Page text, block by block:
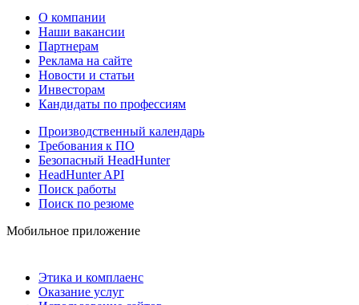
О компании
Наши вакансии
Партнерам
Реклама на сайте
Новости и статьи
Инвесторам
Кандидаты по профессиям
Производственный календарь
Требования к ПО
Безопасный HeadHunter
HeadHunter API
Поиск работы
Поиск по резюме
Мобильное приложение
Этика и комплаенс
Оказание услуг